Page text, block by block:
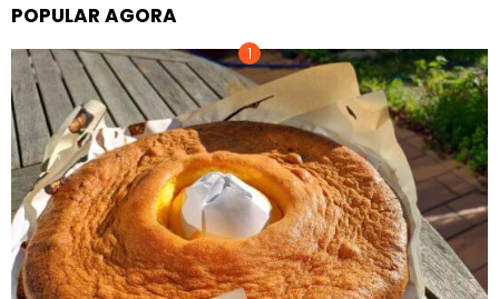
POPULAR AGORA